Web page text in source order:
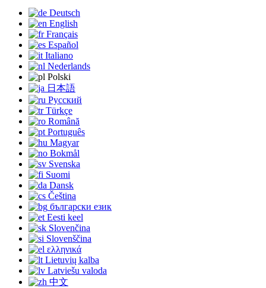
Deutsch
English
Français
Español
Italiano
Nederlands
Polski
日本語
Русский
Türkçe
Română
Português
Magyar
Bokmål
Svenska
Suomi
Dansk
Čeština
български език
Eesti keel
Slovenčina
Slovenščina
ελληνικά
Lietuvių kalba
Latviešu valoda
中文